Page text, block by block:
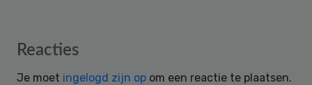
Reader
Reacties
Je moet ingelogd zijn op om een reactie te plaatsen.